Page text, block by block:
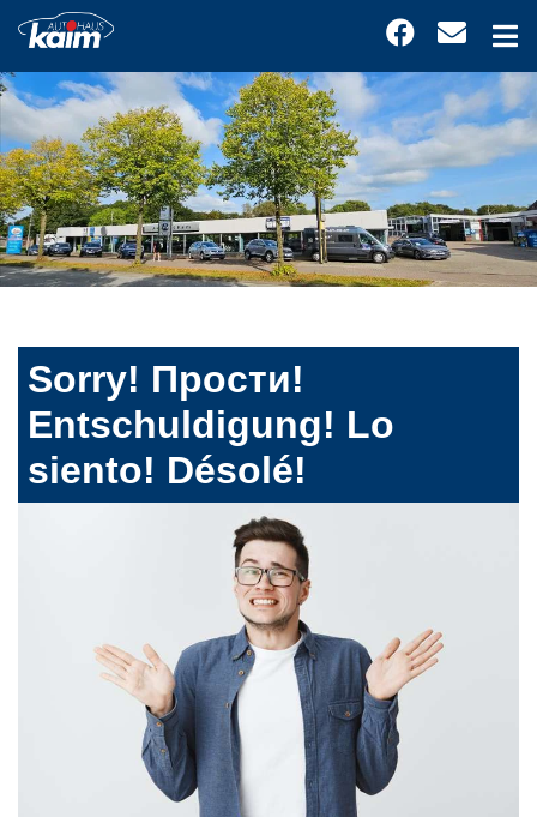
Sorry! Прости!
Entschuldigung! Lo
siento! Désolé!